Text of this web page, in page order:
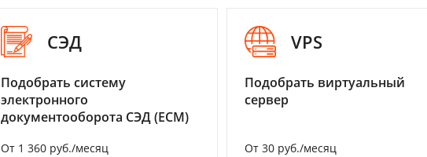
СЭД
Подобрать систему
электронного
документооборота СЭД (ECM)
От 1 360 руб./месяц
VPS
Подобрать виртуальный
сервер
От 30 руб./месяц